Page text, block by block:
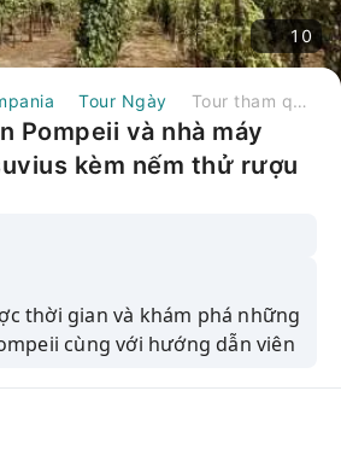
10
Tour Ngày Tour tham quan Pompeii và nhà máy rượu vang Vesuvius kèm nếm thử rượu vang | Ý
Pompeii và nhà máy
kèm nếm thử rượu
thời gian và khám phá những
cùng với hướng dẫn viên